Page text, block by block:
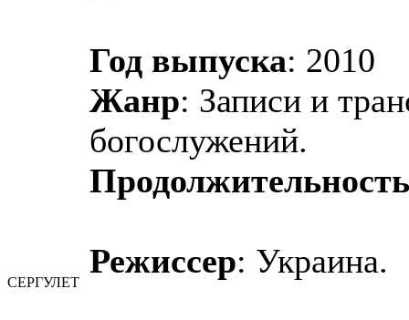
СЕРГУЛЕТ
Год выпуска: 2010
Жанр: Записи и
богослужений.
Продолжительность
Режиссер: Украина.